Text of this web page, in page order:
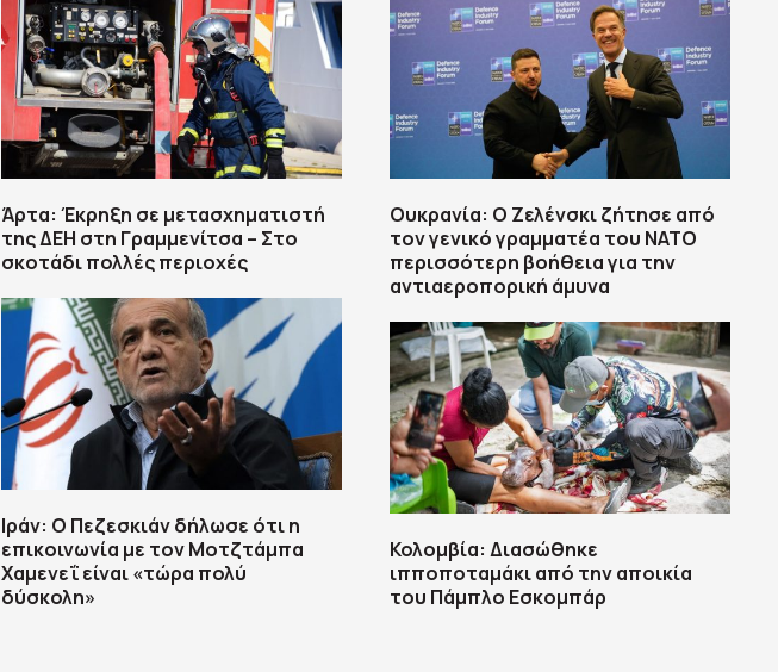
Άρτα: Έκρηξη σε μετασχηματιστή
της ΔΕΗ στη Γραμμενίτσα – Στο
σκοτάδι πολλές περιοχές
Ιράν: Ο Πεζεσκιάν δήλωσε ότι η
επικοινωνία με τον Μοτζτάμπα
Χαμενεΐ είναι «τώρα πολύ
δύσκολη»
Ουκρανία: Ο Ζελένσκι ζήτησε από
τον γενικό γραμματέα του ΝΑΤΟ
περισσότερη βοήθεια για την
αντιαεροπορική άμυνα
Κολομβία: Διασώθηκε
ιπποποταμάκι από την αποικία
του Πάμπλο Εσκομπάρ